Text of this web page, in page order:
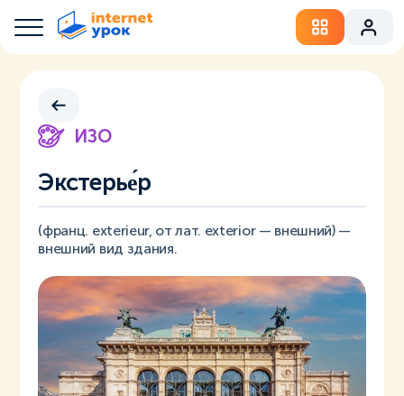
ИЗО
Экстерье́р
(франц. exterieur, от лат. exterior — внешний) —
внешний вид здания.